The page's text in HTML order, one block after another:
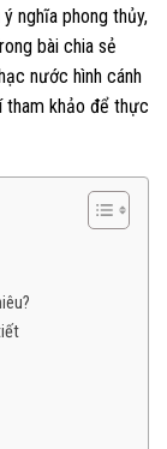
nghĩa phong thủy,
bài chia sẻ
nước hình cánh
tham khảo để thực